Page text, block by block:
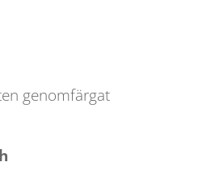
genomfärgat